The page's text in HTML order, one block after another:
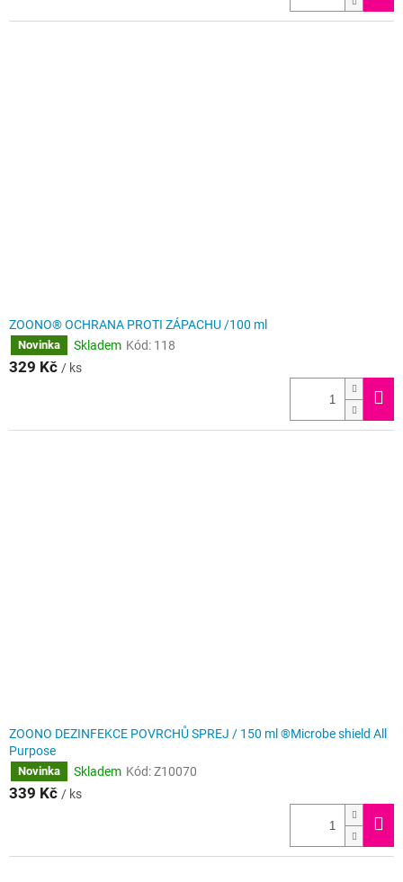
ZOONO® OCHRANA PROTI ZÁPACHU /100 ml
Novinka Skladem Kód: 118
329 Kč / ks
ZOONO DEZINFEKCE POVRCHŮ SPREJ / 150 ml ®Microbe shield All
Purpose
Novinka Skladem Kód:Z10070
339 Kč / ks